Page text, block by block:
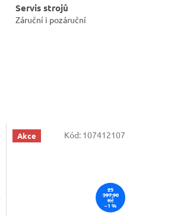
Servis strojů
Záruční i pozáruční
Akce
25
397,90
Kč
–1 %
Kód: 107412107